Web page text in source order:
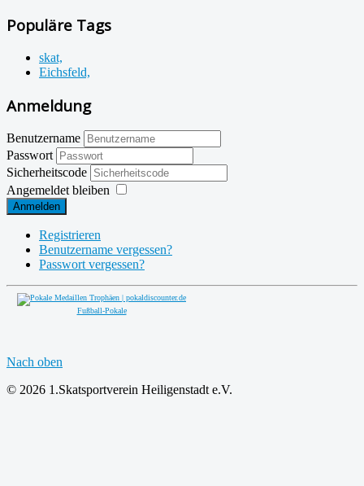
Populäre Tags
skat,
Eichsfeld,
Anmeldung
Benutzername
Passwort
Sicherheitscode
Angemeldet bleiben
Anmelden
Registrieren
Benutzername vergessen?
Passwort vergessen?
Fußball-Pokale
Nach oben
© 2026 1.Skatsportverein Heiligenstadt e.V.